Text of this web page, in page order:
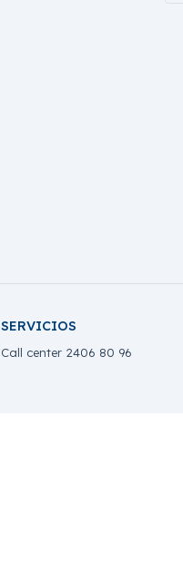
SERVICIOS
Call center 2406 80 96